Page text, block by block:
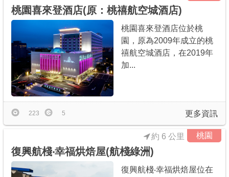
桃園喜來登酒店(原：桃禧航空城酒店)
桃園喜來登酒店位於桃
園，原為2009年成立的桃
禧航空城酒店，在2019年
加...
更多資訊
223 5
桃園
復興航棧‧幸福烘焙屋(航棧綠洲)
約 6 公里
復興航棧‧幸福烘焙屋位在